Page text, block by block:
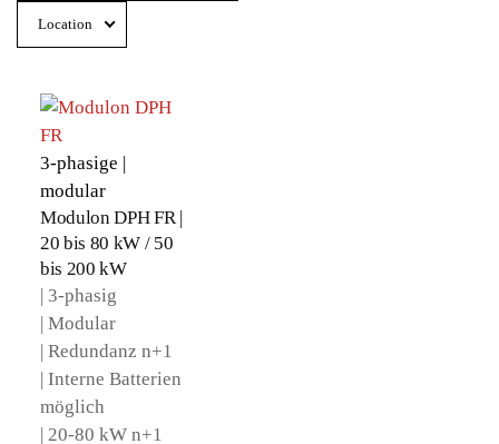
Location
3-phasige |
modular
Modulon DPH FR |
20 bis 80 kW / 50
bis 200 kW
| 3-phasig
| Modular
| Redundanz n+1
| Interne Batterien
möglich
| 20-80 kW n+1